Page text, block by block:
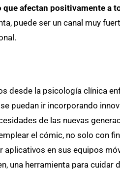
afectan positivamente a
puede ser un canal muy
desde la psicología clínica
puedan ir incorporando
de las nuevas
el cómic, no solo con
en sus equipos
una herramienta para cuidar